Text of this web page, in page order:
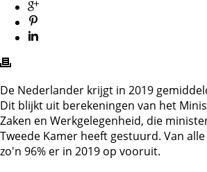
De Nederlander krijgt in 2019
Dit blijkt uit berekeningen van het
Zaken en Werkgelegenheid, die
Tweede Kamer heeft gestuurd. Van
zo'n 96% er in 2019 op vooruit.